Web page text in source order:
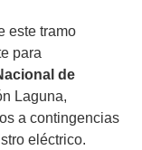
este tramo
para
de
Laguna,
a contingencias
eléctrico.